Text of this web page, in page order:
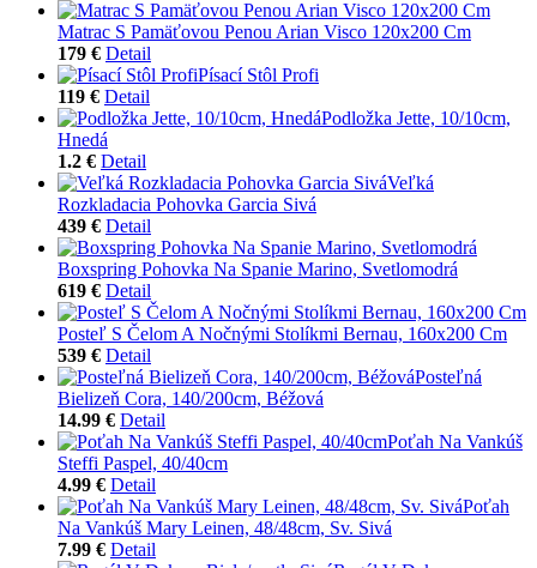
Matrac S Pamäťovou Penou Arian Visco 120x200 Cm
179 € Detail
Písací Stôl Profi
119 € Detail
Podložka Jette, 10/10cm,
Hnedá
1.2 € Detail
Veľká
Rozkladacia Pohovka Garcia Sivá
439 € Detail
Boxspring Pohovka Na Spanie Marino, Svetlomodrá
619 € Detail
Posteľ S Čelom A Nočnými Stolíkmi Bernau, 160x200 Cm
539 € Detail
Posteľná
Bielizeň Cora, 140/200cm, Béžová
14.99 € Detail
Poťah Na Vankúš
Steffi Paspel, 40/40cm
4.99 € Detail
Poťah
Na Vankúš Mary Leinen, 48/48cm, Sv. Sivá
7.99 € Detail